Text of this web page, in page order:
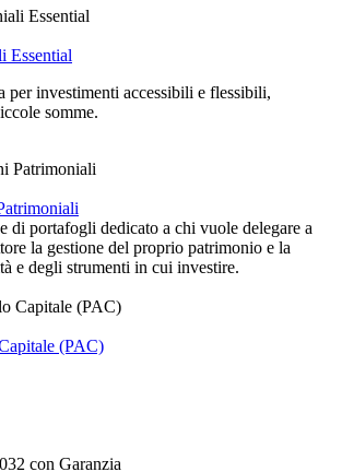
Essential
per investimenti accessibili e flessibili,
somme.
di portafogli dedicato a chi vuole delegare a
la gestione del proprio patrimonio e la
e degli strumenti in cui investire.
(PAC)